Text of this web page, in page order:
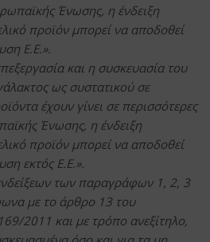
Ένωσης, η ένδειξη
προϊόν μπορεί να αποδοθεί
Ε.Ε.».
και η συσκευασία του
ως συστατικού σε
έχουν γίνει σε περισσότερες
Ένωσης, η ένδειξη
προϊόν μπορεί να αποδοθεί
εκτός Ε.Ε.».
των παραγράφων 1, 2, 3
με το άρθρο 13 του
2011 και με τρόπο ανεξίτηλο,